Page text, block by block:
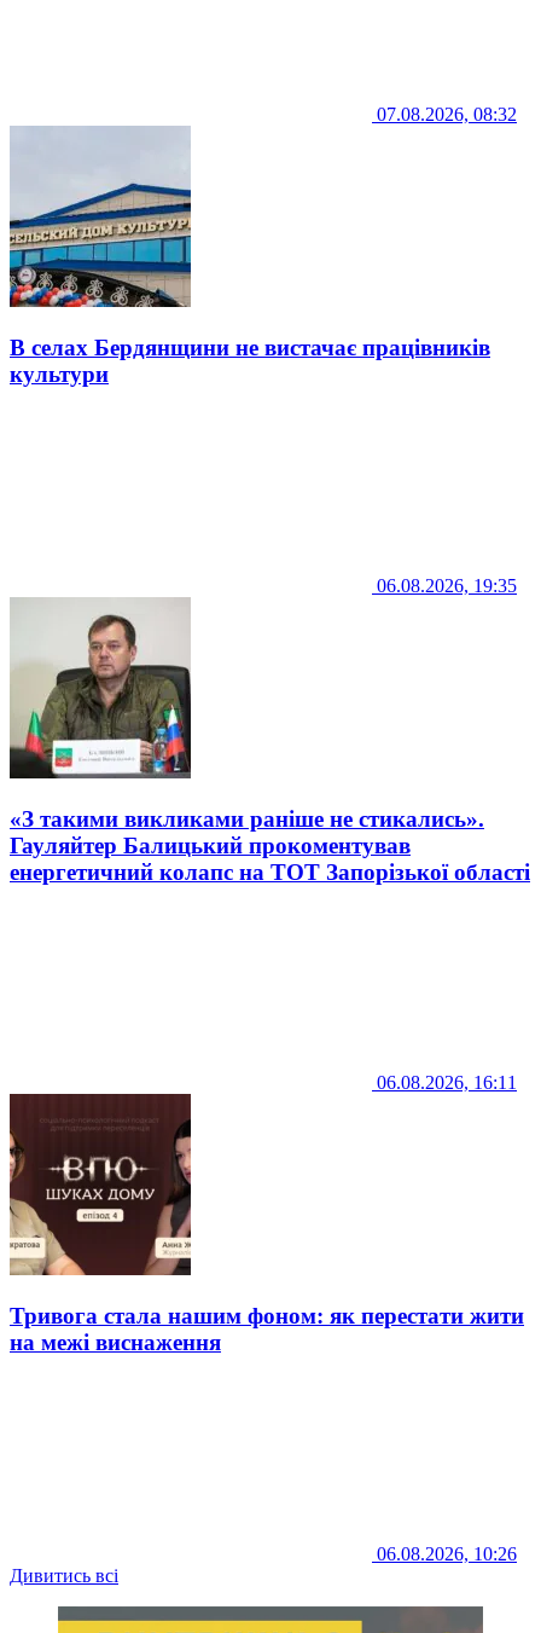
07.08.2026, 08:32
В селах Бердянщини не вистачає працівників
культури
06.08.2026, 19:35
«З такими викликами раніше не стикались».
Гауляйтер Балицький прокоментував
енергетичний колапс на ТОТ Запорізької області
06.08.2026, 16:11
Тривога стала нашим фоном: як перестати жити
на межі виснаження
06.08.2026, 10:26
Дивитись всі